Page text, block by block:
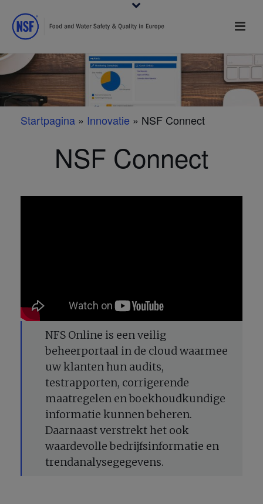
Startpagina » Innovatie » NSF Connect
NSF Connect
NFS Online is een veilig
beheerportaal in de cloud waarmee
uw klanten hun audits,
testrapporten, corrigerende
maatregelen en boekhoudkundige
informatie kunnen beheren.
Daarnaast verstrekt het ook
waardevolle bedrijfsinformatie en
trendanalysegegevens.